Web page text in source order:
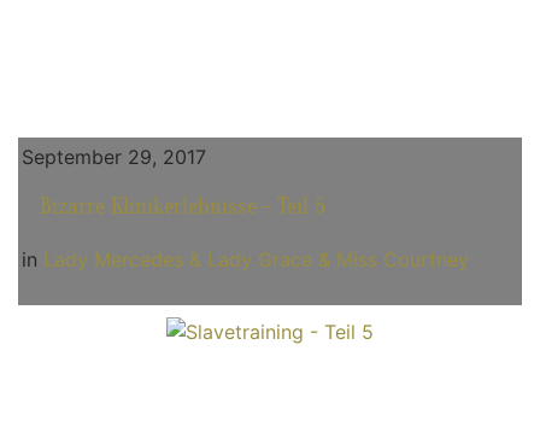
September 29, 2017
Bizarre Klinikerlebnisse - Teil 5
in Lady Mercedes & Lady Grace & Miss Courtney